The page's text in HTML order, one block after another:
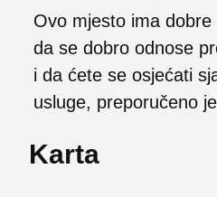
Ovo mjesto ima
da se dobro odnose
i da ćete se osjećati
usluge, preporučeno
Karta